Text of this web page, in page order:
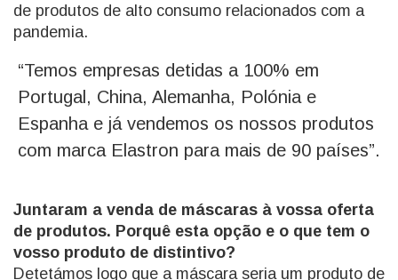
de produtos de alto consumo relacionados com a
pandemia.
“Temos empresas detidas a 100% em
Portugal, China, Alemanha, Polónia e
Espanha e já vendemos os nossos produtos
com marca Elastron para mais de 90 países”.
Juntaram a venda de máscaras à vossa oferta
de produtos. Porquê esta opção e o que tem o
vosso produto de distintivo?
Detetámos logo que a máscara seria um produto de